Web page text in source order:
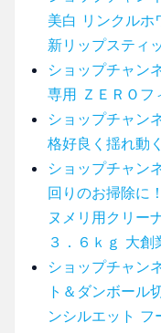
美白 リンクルホ
新リップスティ
ショップチャン
専用 ＺＥＲＯフ
ショップチャン
格好良く揺れ動
ショップチャン
回りのお掃除に
ヌメリ用クリー
３．６ｋｇ 大創
ショップチャン
ト＆ダンボール
ンシルエット フ